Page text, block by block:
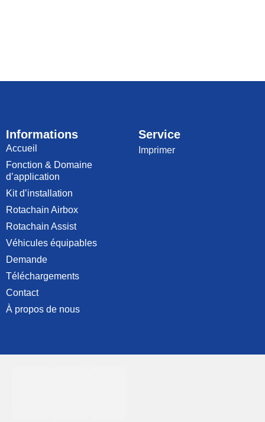
Informations
Accueil
Fonction & Domaine
d’application
Kit d’installation
Rotachain Airbox
Rotachain Assist
Véhicules équipables
Demande
Téléchargements
Contact
À propos de nous
Service
Imprimer